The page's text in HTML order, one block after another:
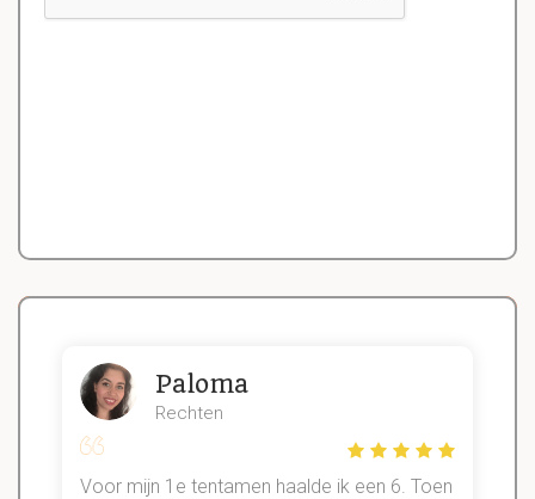
Paloma
Rechten
Voor mijn 1e tentamen haalde ik een 6. Toen